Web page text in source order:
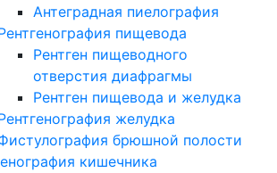
Антеградная пиелография
пищевода
Рентген пищеводного
отверстия диафрагмы
Рентген пищевода и желудка
желудка
брюшной полости
кишечника